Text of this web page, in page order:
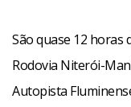
São quase 12 horas
Rodovia Niterói-
Autopista